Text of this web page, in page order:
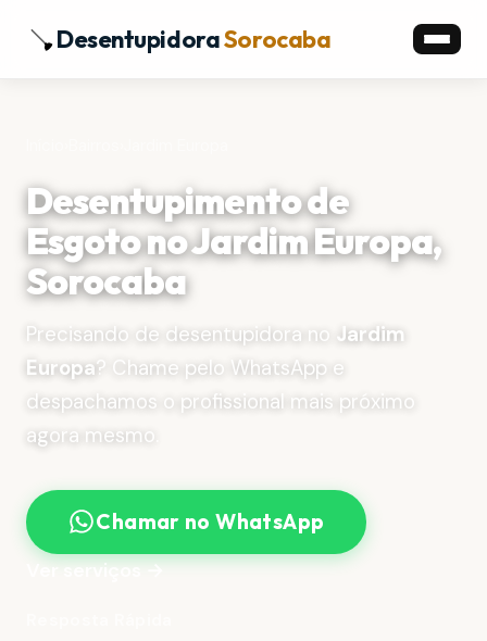
DesentupidoraSorocaba
Desentupimento de
Esgoto no Jardim Europa,
Sorocaba
Precisando de desentupidora no Jardim
Europa? Chame pelo WhatsApp e
despachamos o profissional mais próximo
agora mesmo.
Chamar no WhatsApp
Ver serviços →